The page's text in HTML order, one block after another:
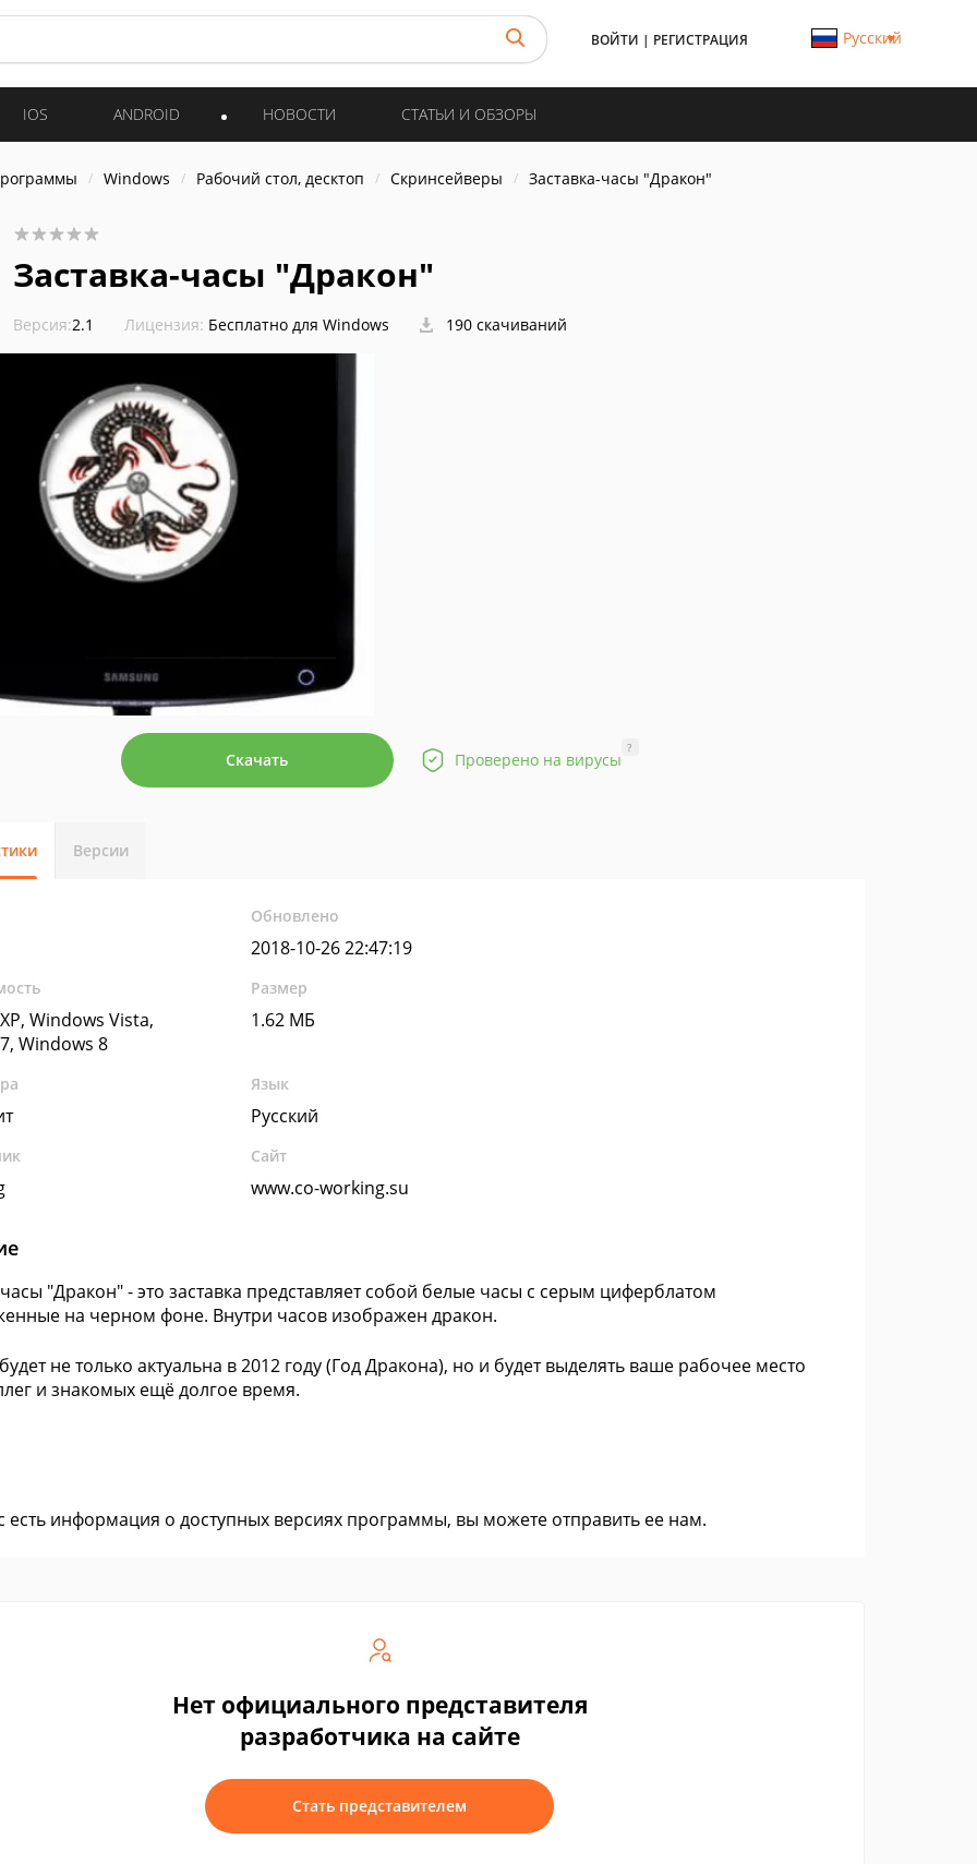
ВОЙТИ | РЕГИСТРАЦИЯ Русский
IOS ANDROID НОВОСТИ СТАТЬИ И ОБЗОРЫ
Windows Рабочий стол, десктоп Скринсейверы Заставка-часы "Дракон"
Заставка-часы "Дракон"
Версия:2.1 Лицензия: Бесплатно для Windows 190 скачиваний
Скачать Проверено на вирусы
?
Версии
Обновлено
2018-10-26 22:47:19
Windows Vista,
Windows 8
Размер
1.62 МБ
Язык
Русский
Сайт
www.co-working.su
часы "Дракон" - это заставка представляет собой белые часы с серым циферблатом
на черном фоне. Внутри часов изображен дракон.
не только актуальна в 2012 году (Год Дракона), но и будет выделять ваше рабочее место
и знакомых ещё долгое время.
есть информация о доступных версиях программы, вы можете отправить ее нам.
Нет официального представителя
разработчика на сайте
Стать представителем